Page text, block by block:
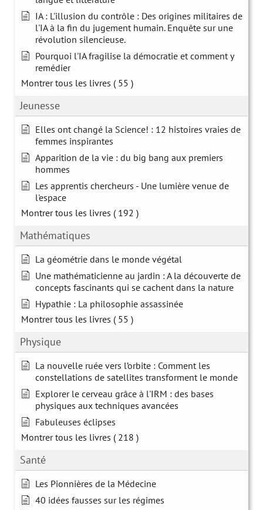
IA : L'illusion du contrôle : Des origines militaires de
l'IA à la fin du jugement humain. Enquête sur une
révolution silencieuse.
Pourquoi l'IA fragilise la démocratie et comment y
remédier
Montrer tous les livres ( 55 )
Jeunesse
Elles ont changé la Science! : 12 histoires vraies de
femmes inspirantes
Apparition de la vie : du big bang aux premiers
hommes
Les apprentis chercheurs - Une lumière venue de
l'espace
Montrer tous les livres ( 192 )
Mathématiques
La géométrie dans le monde végétal
Une mathématicienne au jardin : A la découverte de
concepts fascinants qui se cachent dans la nature
Hypathie : La philosophie assassinée
Montrer tous les livres ( 55 )
Physique
La nouvelle ruée vers l’orbite : Comment les
constellations de satellites transforment le monde
Explorer le cerveau grâce à l'IRM : des bases
physiques aux techniques avancées
Fabuleuses éclipses
Montrer tous les livres ( 218 )
Santé
Les Pionnières de la Médecine
40 idées fausses sur les régimes